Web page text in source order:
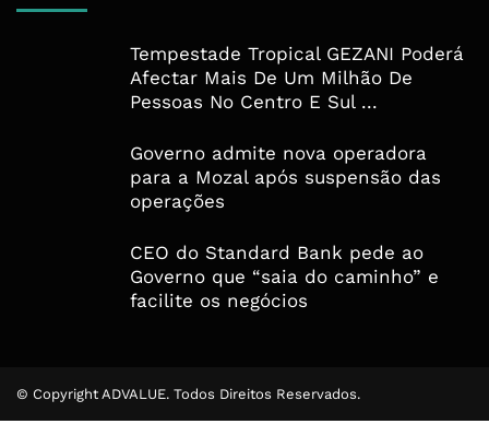
Tempestade Tropical GEZANI Poderá
Afectar Mais De Um Milhão De
Pessoas No Centro E Sul ...
Governo admite nova operadora
para a Mozal após suspensão das
operações
CEO do Standard Bank pede ao
Governo que “saia do caminho” e
facilite os negócios
© Copyright ADVALUE. Todos Direitos Reservados.